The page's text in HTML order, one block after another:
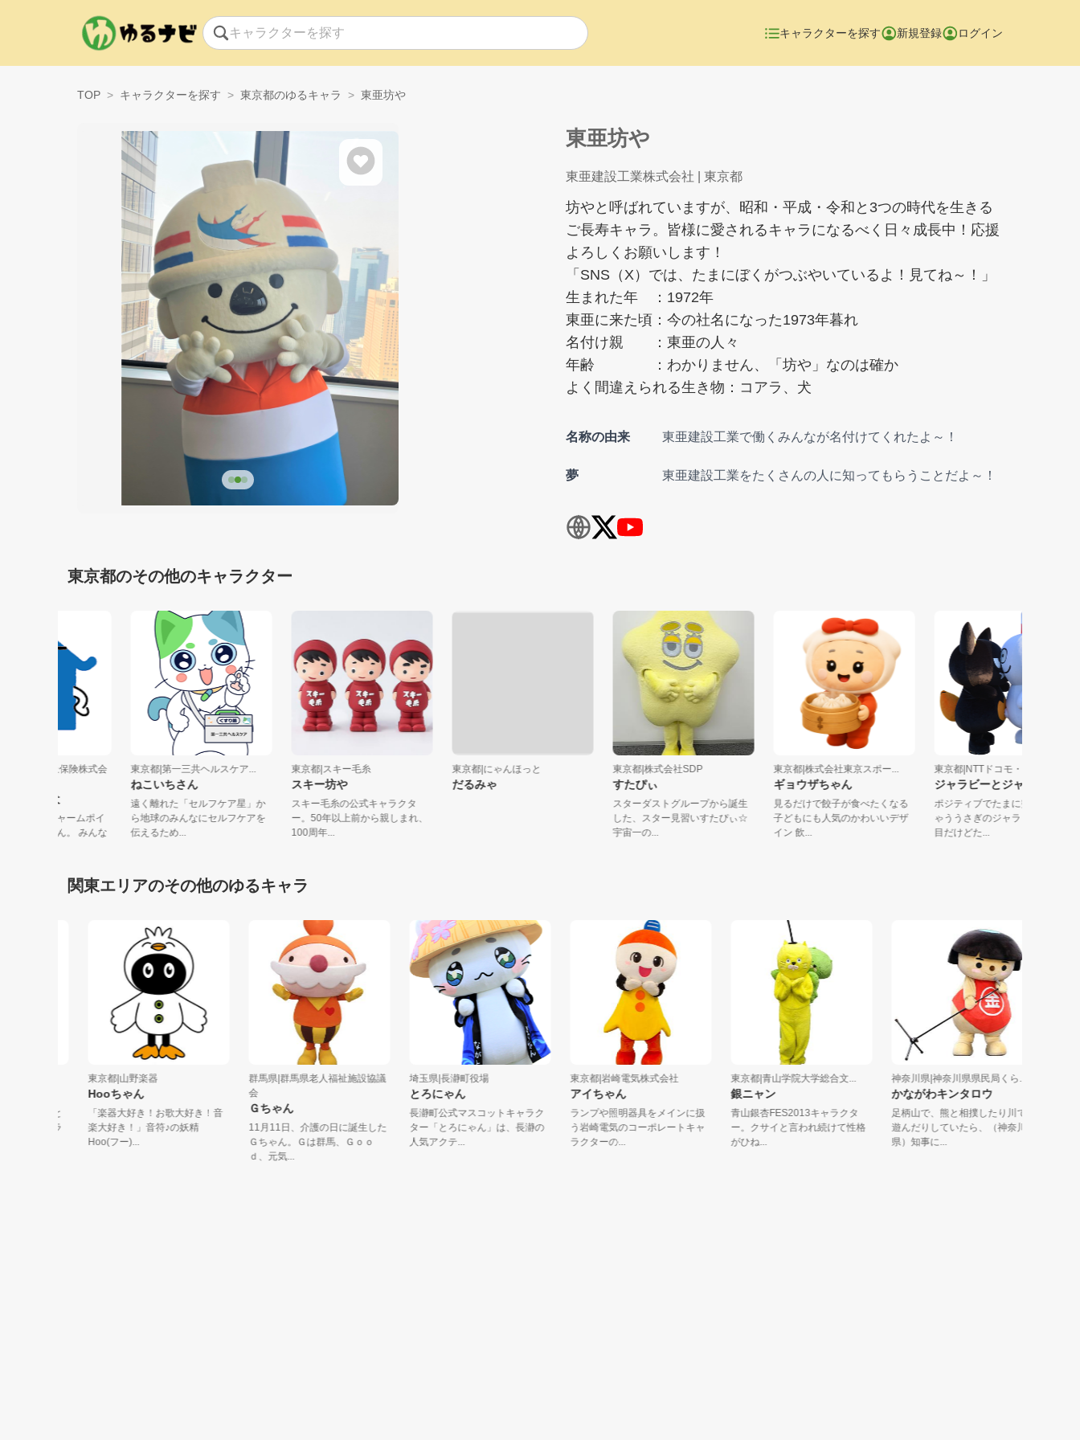
キャラクターを探す 新規登録 ログイン
TOP キャラクターを探す 東京都のゆるキャラ 東亜坊や
東亜坊や
東亜建設工業株式会社 | 東京都
坊やと呼ばれていますが、昭和・平成・令和と3つの時代を生きる
ご長寿キャラ。皆様に愛されるキャラになるべく日々成長中！応援
よろしくお願いします！
「SNS（X）では、たまにぼくがつぶやいているよ！見てね～！」
生まれた年 ：1972年
東亜に来た頃：今の社名になった1973年暮れ
名付け親 ：東亜の人々
年齢 ：わかりません、「坊や」なのは確か
よく間違えられる生き物：コアラ、犬
名称の由来 東亜建設工業で働くみんなが名付けてくれたよ～！
夢 東亜建設工業をたくさんの人に知ってもらうことだよ～！
東京都のその他のキャラクター
都|日新火災海上保険株式会
火災の青い犬
のような耳がチャームポイ
の犬のお医者さん。 みんな
東京都|第一三共ヘルスケア...
ねこいちさん
遠く離れた「セルフケア星」か
ら地球のみんなにセルフケアを
伝えるため...
東京都|スキー毛糸
スキー坊や
スキー毛糸の公式キャラクタ
ー。50年以上前から親しまれ、
100周年...
東京都|にゃんほっと
だるみゃ
東京都|株式会社SDP
すたぴぃ
スターダストグループから誕生
した、スター見習いすたぴぃ☆
宇宙一の...
東京都|株式会社東京スポー...
ギョウザちゃん
見るだけで餃子が食べたくなる
子どもにも人気のかわいいデザ
イン 飲...
東京都|NTTドコモ・スタ...
ジャラビーとジャックル
ポジティブでたまに突っ走
ゃううさぎのジャラビーと
目だけどた...
関東エリアのその他のゆるキャラ
東京都|山野楽器
Hooちゃん
「楽器大好き！お歌大好き！音
楽大好き！」音符♪の妖精
Hoo(フー)...
群馬県|群馬県老人福祉施設協議
Ｇちゃん
11月11日、介護の日に誕生した
Ｇちゃん。Ｇは群馬、Ｇｏｏ
ｄ、元気...
埼玉県|長瀞町役場
とろにゃん
長瀞町公式マスコットキャラク
ター「とろにゃん」は、長瀞の
人気アクテ...
東京都|岩崎電気株式会社
アイちゃん
ランプや照明器具をメインに扱
う岩崎電気のコーポレートキャ
ラクターの...
東京都|青山学院大学総合文...
銀ニャン
青山銀杏FES2013キャラクタ
ー。クサイと言われ続けて性格
がひね...
神奈川県|神奈川県県民局くら...
かながわキンタロウ
足柄山で、熊と相撲したり川で
遊んだりしていたら、（神奈川
県）知事に...